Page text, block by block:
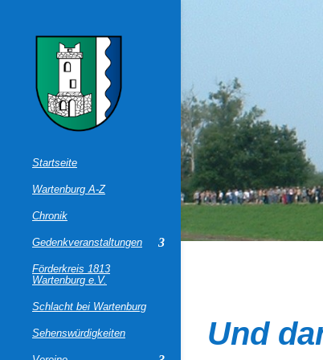
Startseite
Wartenburg A-Z
Chronik
Gedenkveranstaltungen
Förderkreis 1813
Wartenburg e.V.
Schlacht bei Wartenburg
Sehenswürdigkeiten Und